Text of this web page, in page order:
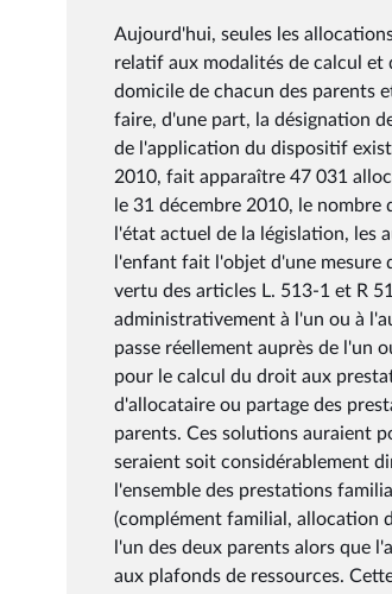
Aujourd'hui, seules les
relatif aux modalités de calcul et
domicile de chacun des parents
faire, d'une part, la désignation
de l'application du dispositif
2010, fait apparaître 47 031
le 31 décembre 2010, le
l'état actuel de la législation, les
l'enfant fait l'objet d'une mesure
vertu des articles L. 513-1 et R
administrativement à l'un ou à
passe réellement auprès de l'un
pour le calcul du droit aux
d'allocataire ou partage des
parents. Ces solutions auraient
seraient soit considérablement
l'ensemble des prestations
(complément familial, allocation
l'un des deux parents alors que
aux plafonds de ressources.